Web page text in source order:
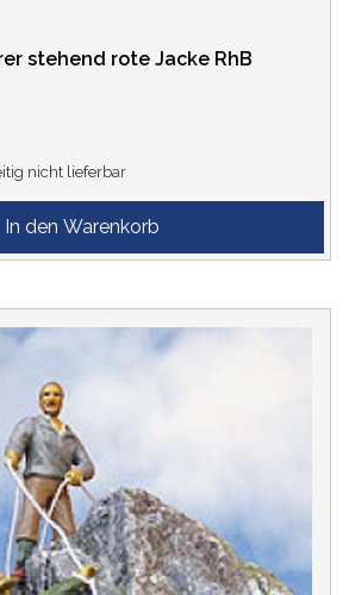
stehend rote Jacke RhB
nicht lieferbar